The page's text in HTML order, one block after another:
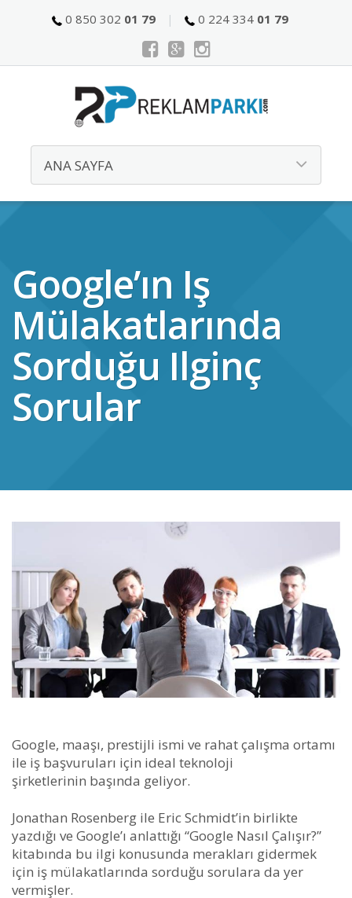
0 850 302 01 79 0 224 334 01 79
Google’ın Iş
Mülakatlarında
Sorduğu Ilginç
Sorular
Google, maaşı, prestijli ismi ve rahat çalışma ortamı
ile iş başvuruları için ideal teknoloji
şirketlerinin başında geliyor.
Jonathan Rosenberg ile Eric Schmidt’in birlikte
yazdığı ve Google’ı anlattığı “Google Nasıl Çalışır?”
kitabında bu ilgi konusunda merakları gidermek
için iş mülakatlarında sorduğu sorulara da yer
vermişler.